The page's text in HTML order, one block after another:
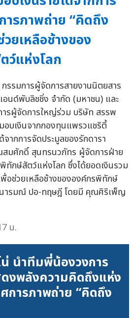
ารภาพถ่าย “คิดถึง
ยเหลือช้างของ
ว์แห่งโลก
รมการผู้จัดการสายงานนิตยสาร
นด์พับลิชชิ่ง จำกัด (มหาชน) และ
รผู้จัดการใหญ่ร่วม บริษัท สรรพ
อบเงินจากกองทุนแพรวแชริตี้
ากการจัดประมูลของรักดารา
มศักดิ์ สุนทรนวภัทร ผู้จัดการฝ่าย
กษ์สัตว์แห่งโลก ซึ่งได้ยอดเงินรวม
อช่วยเหลือช้างขององค์กรพิทักษ์
ารมณ์ ปอ-ทฤษฎี โดยมี คุณศิริเพ็ญ
น.
นำทีมพี่น้องวงการ
งพลังความคิดถึงแห่ง
การภาพถ่าย “คิดถึง